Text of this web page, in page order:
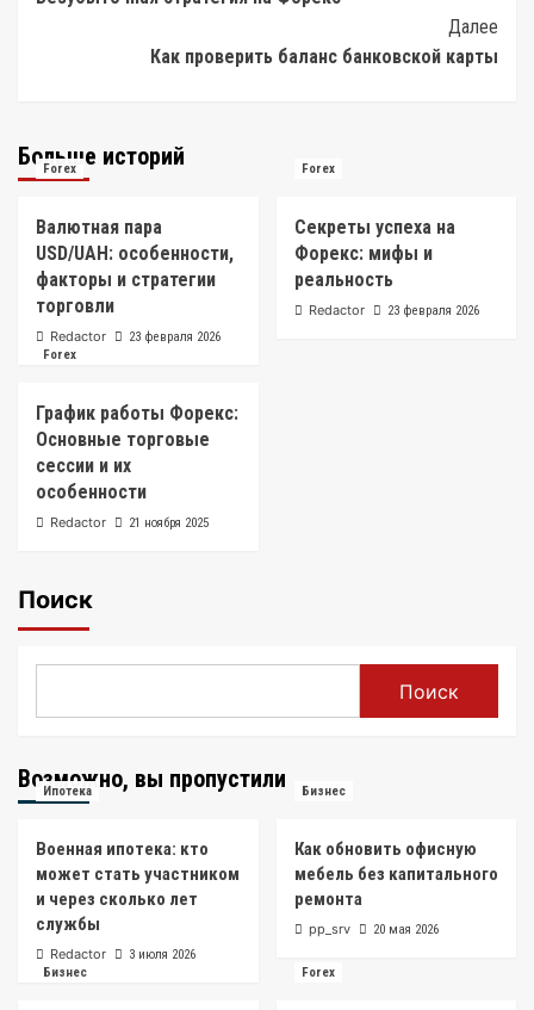
Navigation
Далее
Как проверить баланс банковской карты
Больше историй
Forex
Валютная пара
USD/UAH: особенности,
факторы и стратегии
торговли
Redactor 23 февраля 2026
Forex
Секреты успеха на
Форекс: мифы и
реальность
Redactor 23 февраля 2026
Forex
График работы Форекс:
Основные торговые
сессии и их
особенности
Redactor 21 ноября 2025
Поиск
Поиск
Возможно, вы пропустили
Ипотека
Военная ипотека: кто
может стать участником
и через сколько лет
службы
Redactor 3 июля 2026
Бизнес
Как обновить офисную
мебель без капитального
ремонта
pp_srv 20 мая 2026
Бизнес Forex